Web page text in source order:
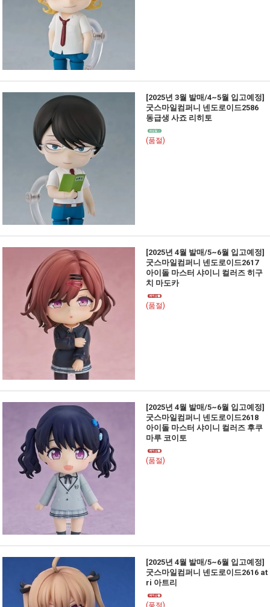
[2025년 3월 발매/4~5월 입고예정]
굿스마일컴퍼니 넨도로이드2586
동급생 사죠 리히토
(품절)
[2025년 4월 발매/5~6월 입고예정]
굿스마일컴퍼니 넨도로이드2617
아이돌 마스터 샤이니 컬러즈 히구
치 마도카
(품절)
[2025년 4월 발매/5~6월 입고예정]
굿스마일컴퍼니 넨도로이드2618
아이돌 마스터 샤이니 컬러즈 후쿠
마루 코이토
(품절)
[2025년 4월 발매/5~6월 입고예정]
굿스마일컴퍼니 넨도로이드2616 at
ri 아트리
(품절)